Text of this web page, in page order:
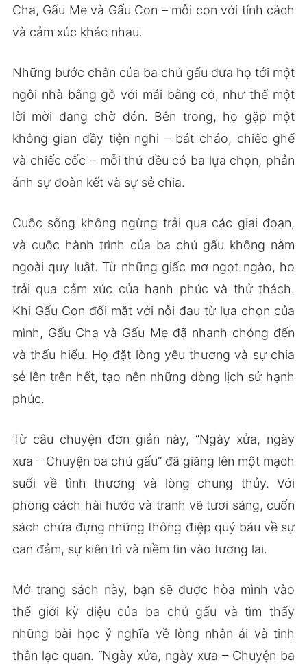
Cha, Gấu Mẹ và Gấu Con – mỗi con với tính cách
và cảm xúc khác nhau.
Những bước chân của ba chú gấu đưa họ tới một
ngôi nhà bằng gỗ với mái bằng cỏ, như thể một
lời mời đang chờ đón. Bên trong, họ gặp một
không gian đầy tiện nghi – bát cháo, chiếc ghế
và chiếc cốc – mỗi thứ đều có ba lựa chọn, phản
ánh sự đoàn kết và sự sẻ chia.
Cuộc sống không ngừng trải qua các giai đoạn,
và cuộc hành trình của ba chú gấu không nằm
ngoài quy luật. Từ những giấc mơ ngọt ngào, họ
trải qua cảm xúc của hạnh phúc và thử thách.
Khi Gấu Con đối mặt với nỗi đau từ lựa chọn của
mình, Gấu Cha và Gấu Mẹ đã nhanh chóng đến
và thấu hiểu. Họ đặt lòng yêu thương và sự chia
sẻ lên trên hết, tạo nên những dòng lịch sử hạnh
phúc.
Từ câu chuyện đơn giản này, “Ngày xửa, ngày
xưa – Chuyện ba chú gấu” đã giăng lên một mạch
suối về tình thương và lòng chung thủy. Với
phong cách hài hước và tranh vẽ tươi sáng, cuốn
sách chứa đựng những thông điệp quý báu về sự
can đảm, sự kiên trì và niềm tin vào tương lai.
Mở trang sách này, bạn sẽ được hòa mình vào
thế giới kỳ diệu của ba chú gấu và tìm thấy
những bài học ý nghĩa về lòng nhân ái và tinh
thần lạc quan. “Ngày xửa, ngày xưa – Chuyện ba